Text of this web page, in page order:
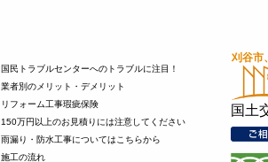
国民トラブルセンターへのトラブルに注目！
業者別のメリット・デメリット
リフォーム工事瑕疵保険
150万円以上のお見積りには注意してください
雨漏り・防水工事についてはこちらから
施工の流れ
国土